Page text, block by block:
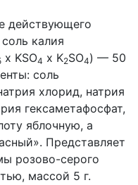
действующего
калия
x KSO4 x K2SO4) — 50
соль
хлорид, натрия
гексаметафосфат,
яблочную, а
Представляет
розово-серого
массой 5 г.